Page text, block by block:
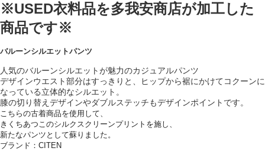
※USED衣料品を多我安商店が加工した
商品です※
バルーンシルエットパンツ
人気のバルーンシルエットが魅力のカジュアルパンツ
デザインウエスト部分はすっきりと、
ヒップから裾にかけてコクーンに
なっている立体的なシルエット。
膝の切り替えデザインやダブルステッチもデザインポイントです。
こちらの古着商品を使用して、
きくちあつこのシルクスクリーンプリントを施し、
新たなパンツとして蘇りました。
ブランド：CITEN